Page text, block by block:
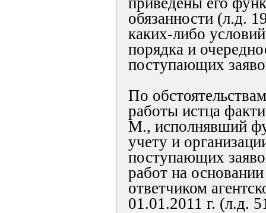
обязанности (л.д.
каких-либо
порядка и
поступающих
По
работы истца
М., исполнявший
учету и
поступающих
работ на
ответчиком
01.01.2011 г. (л.д.